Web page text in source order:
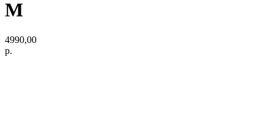
М
4990,00
р.